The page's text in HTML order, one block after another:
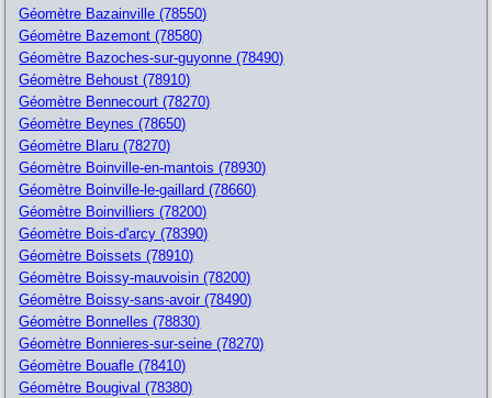
Géomètre Bazainville (78550)
Géomètre Bazemont (78580)
Géomètre Bazoches-sur-guyonne (78490)
Géomètre Behoust (78910)
Géomètre Bennecourt (78270)
Géomètre Beynes (78650)
Géomètre Blaru (78270)
Géomètre Boinville-en-mantois (78930)
Géomètre Boinville-le-gaillard (78660)
Géomètre Boinvilliers (78200)
Géomètre Bois-d'arcy (78390)
Géomètre Boissets (78910)
Géomètre Boissy-mauvoisin (78200)
Géomètre Boissy-sans-avoir (78490)
Géomètre Bonnelles (78830)
Géomètre Bonnieres-sur-seine (78270)
Géomètre Bouafle (78410)
Géomètre Bougival (78380)